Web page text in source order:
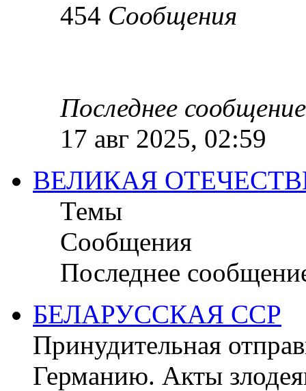
454 Сообщения
Последнее сообщение
17 авг 2025, 02:59
ВЕЛИКАЯ
Темы
Сообщения
Последнее
БЕЛАРУССКАЯ ССР
Принудительная
Германию. Акты